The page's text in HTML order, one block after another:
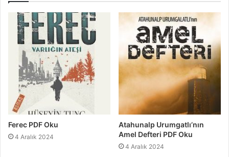
Ferec PDF Oku
4 Aralık 2024
Atahunalp Urumgatlı’nın
Amel Defteri PDF Oku
4 Aralık 2024